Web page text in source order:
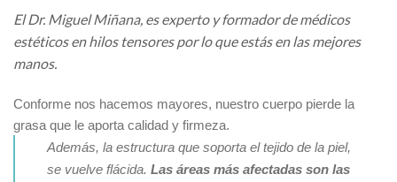
El Dr. Miguel Miñana, es experto y formador de médicos
estéticos en hilos tensores por lo que estás en las mejores
manos.
Conforme nos hacemos mayores, nuestro cuerpo pierde la
grasa que le aporta calidad y firmeza.
Además, la estructura que soporta el tejido de la piel,
se vuelve flácida. Las áreas más afectadas son las